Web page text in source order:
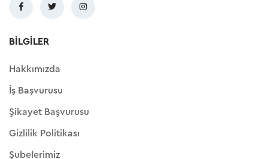
BILGILER
Hakkımızda
İş Başvurusu
Şikayet Başvurusu
Gizlilik Politikası
Şubelerimiz